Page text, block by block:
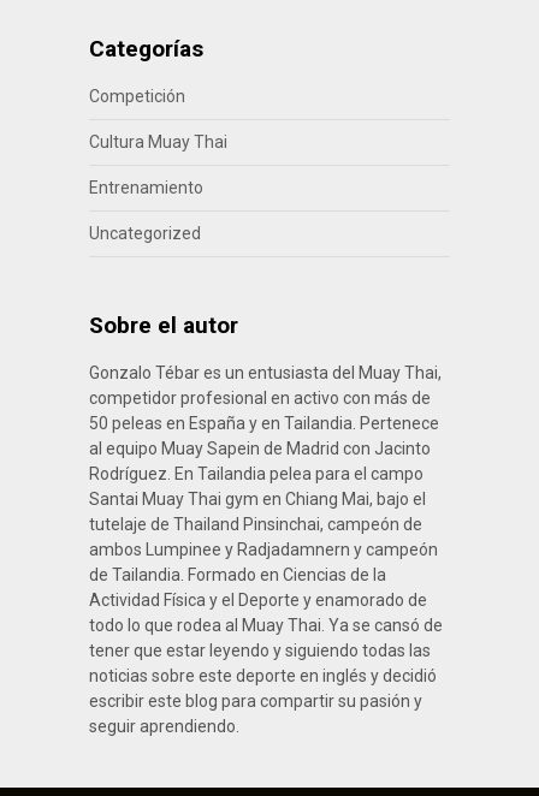
Categorías
Competición
Cultura Muay Thai
Entrenamiento
Uncategorized
Sobre el autor
Gonzalo Tébar es un entusiasta del Muay Thai,
competidor profesional en activo con más de
50 peleas en España y en Tailandia. Pertenece
al equipo Muay Sapein de Madrid con Jacinto
Rodríguez. En Tailandia pelea para el campo
Santai Muay Thai gym en Chiang Mai, bajo el
tutelaje de Thailand Pinsinchai, campeón de
ambos Lumpinee y Radjadamnern y campeón
de Tailandia. Formado en Ciencias de la
Actividad Física y el Deporte y enamorado de
todo lo que rodea al Muay Thai. Ya se cansó de
tener que estar leyendo y siguiendo todas las
noticias sobre este deporte en inglés y decidió
escribir este blog para compartir su pasión y
seguir aprendiendo.